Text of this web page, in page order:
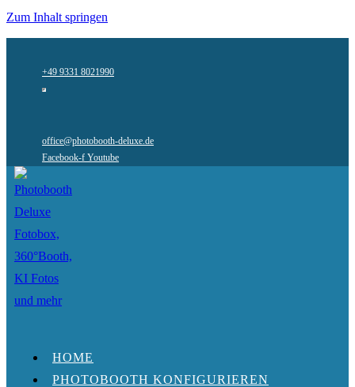
Zum Inhalt springen
+49 9331 8021990
office@photobooth-deluxe.de
Facebook-f Youtube
HOME
PHOTOBOOTH KONFIGURIEREN